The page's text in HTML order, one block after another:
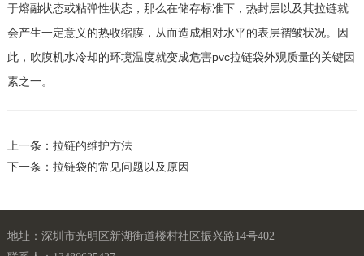
于熔融状态或粘弹性状态，那么在储存标准下，热封层以及其拉链就
会产生一定意义的热收缩膜，从而造成相对水平的表层褶皱状况。因
此，吹膜机水冷却的环境温度就变成危害pvc拉链袋外观质量的关键因
素之一。
上一条：拉链的维护方法
下一条：拉链袋的常见问题以及原因
地址：深圳市光明区新湖街道楼村社区振兴路14号402